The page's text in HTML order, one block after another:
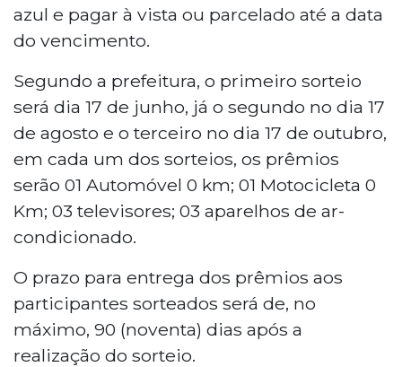
azul e pagar à vista ou parcelado até a data
do vencimento.
Segundo a prefeitura, o primeiro sorteio
será dia 17 de junho, já o segundo no dia 17
de agosto e o terceiro no dia 17 de outubro,
em cada um dos sorteios, os prêmios
serão 01 Automóvel 0 km; 01 Motocicleta 0
Km; 03 televisores; 03 aparelhos de ar-
condicionado.
O prazo para entrega dos prêmios aos
participantes sorteados será de, no
máximo, 90 (noventa) dias após a
realização do sorteio.